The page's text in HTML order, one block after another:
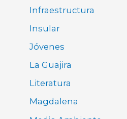
Infraestructura
Insular
Jóvenes
La Guajira
Literatura
Magdalena